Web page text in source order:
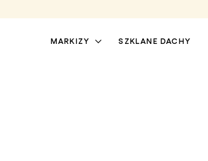
MARKIZY SZKLANE DACHY